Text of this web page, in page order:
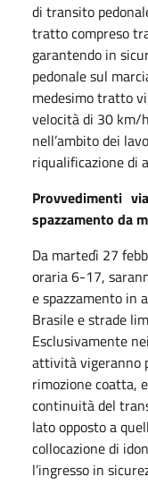
di transito
tratto compreso
garantendo in
pedonale sul
medesimo tratto
velocità di 30 km/
nell’ambito dei
riqualificazione di
Provvedimenti
spazzamento da
Da martedì 27
oraria 6-17,
e spazzamento in
Brasile e strade
Esclusivamente
attività vigeranno
rimozione coatta,
continuità del
lato opposto a
collocazione di
l’ingresso in